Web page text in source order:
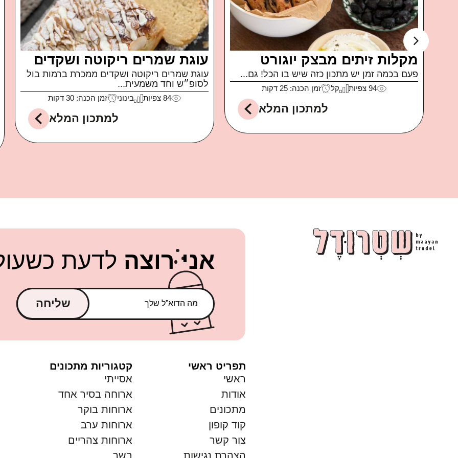
קוביות בייגל
קבלו מתכון חלום לאירוח או סתם לארוחת ערב
או לקופסאות...
למתכון המלא
פטה מטוגנת
איך קרה שאכלתי חבילה שלמה של פטה כבשים
של משק...
99צפיות קל זמן הכנה: 10 דקות
למתכון המלא
אני רוצה לדעת
שליחה
תפריט ראשי
ראשי
אודות
מתכונים
קוד קופון
צור קשר
הצהרת נגישות
קטגוריות מתכונים
אסייתי
ארוחה בסיר אחד
ארוחות בוקר
ארוחות ערב
ארוחות צהריים
בשר